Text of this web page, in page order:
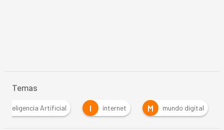
Temas
Inteligencia Artificial I internet M mundo digital